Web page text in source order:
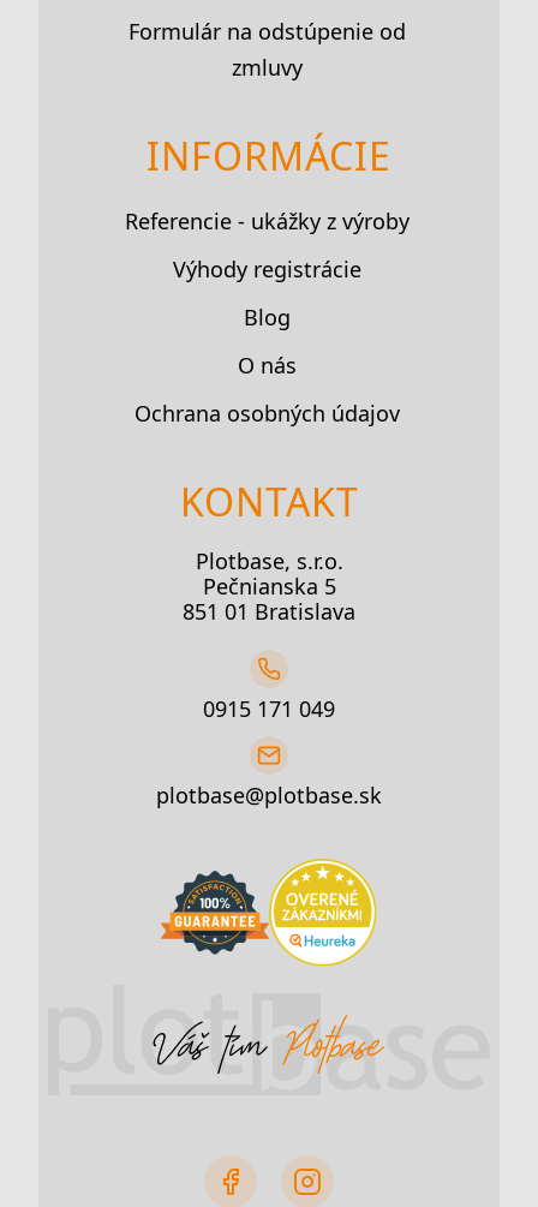
Formulár na odstúpenie od
zmluvy
INFORMÁCIE
Referencie - ukážky z výroby
Výhody registrácie
Blog
O nás
Ochrana osobných údajov
KONTAKT
Plotbase, s.r.o.
Pečnianska 5
851 01 Bratislava
0915 171 049
plotbase@plotbase.sk